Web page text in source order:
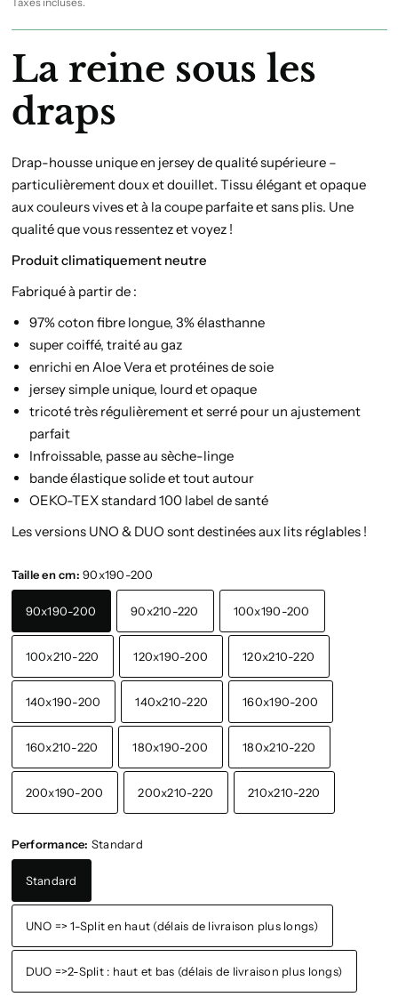
La reine sous les
draps
Drap-housse unique en jersey de qualité supérieure –
particulièrement doux et douillet. Tissu élégant et opaque
aux couleurs vives et à la coupe parfaite et sans plis. Une
qualité que vous ressentez et voyez !
Produit climatiquement neutre
Fabriqué à partir de :
97% coton fibre longue, 3% élasthanne
super coiffé, traité au gaz
enrichi en Aloe Vera et protéines de soie
jersey simple unique, lourd et opaque
tricoté très régulièrement et serré pour un ajustement
parfait
Infroissable, passe au sèche-linge
bande élastique solide et tout autour
OEKO-TEX standard 100 label de santé
Les versions UNO & DUO sont destinées aux lits réglables !
Taille en cm:90x190-200
90x190-200 90x210-220 100x190-200
100x210-220 120x190-200 120x210-220
140x190-200 140x210-220 160x190-200
160x210-220 180x190-200 180x210-220
200x190-200 200x210-220 210x210-220
Performance: Standard
Standard
UNO => 1-Split en haut (délais de livraison plus longs)
DUO =>2-Split : haut et bas (délais de livraison plus longs)